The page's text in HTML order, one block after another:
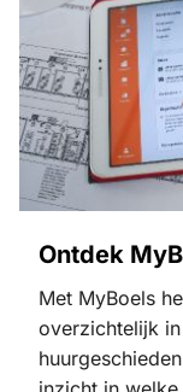
Ontdek
Met MyBoels
overzichtelijk